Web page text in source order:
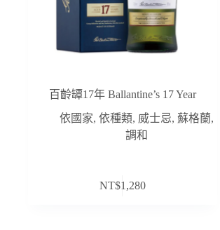
百齡罈17年 Ballantine’s 17 Year
依國家, 依種類, 威士忌, 蘇格蘭,
調和
NT$1,280